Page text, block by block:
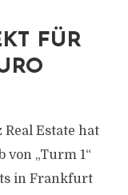
FÜR
Estate hat
„Turm 1“
in Frankfurt